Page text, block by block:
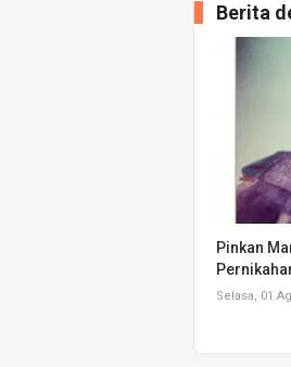
Berita
Pinkan
Selasa, 01